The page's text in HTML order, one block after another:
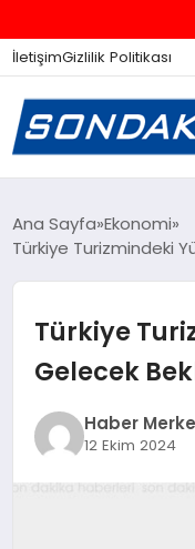
İletişimGizlilik Politikası
ANASAYFA
GÜNCEL
Ana Sayfa Ekonomi
Türkiye Turizmindeki
Türkiye
Gelecek
Haber
12 Ekim 2024